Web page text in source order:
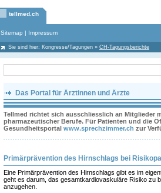
tellmed.ch
Sitemap | Impressum
Sie sind hier: Kongresse/Tagungen » CH-Tagungsberichte
Das Portal für Ärztinnen und Ärzte
Tellmed richtet sich ausschliesslich an Mitglieder
pharmazeutischer Berufe. Für Patienten und die
Gesundheitsportal www.sprechzimmer.ch zur
Primärprävention des Hirnschlags bei
Eine Primärprävention des Hirnschlags gibt es im
geht es darum, das gesamtkardiovaskuläre Risiko zu
anzugehen.